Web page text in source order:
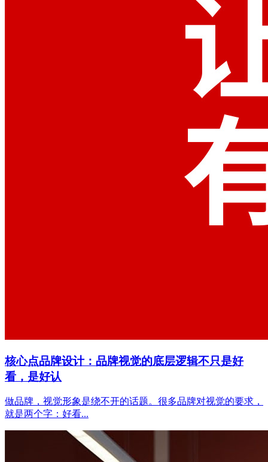
核心点品牌设计：品牌视觉的底层逻辑不只是好
看，是好认
做品牌，视觉形象是绕不开的话题。很多品牌对视觉的要求，
就是两个字：好看...